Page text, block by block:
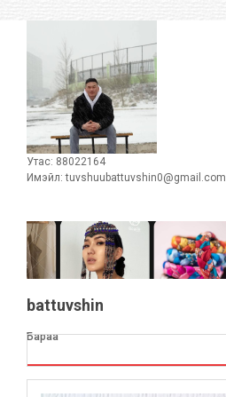
Утас: 88022164
Имэйл:tuvshuubattuvshin0@gmail.com
battuvshin
Бараа